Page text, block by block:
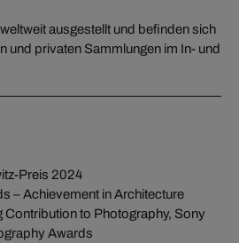
ausgestellt und befinden sich
und privaten Sammlungen im In- und
Preis 2024
– Achievement in Architecture
Contribution to Photography, Sony
Awards